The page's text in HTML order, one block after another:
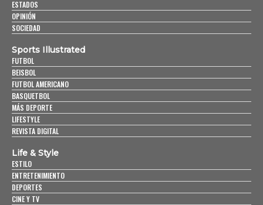
ESTADOS
OPINIÓN
SOCIEDAD
Sports Illustrated
FUTBOL
BEISBOL
FUTBOL AMERICANO
BASQUETBOL
MÁS DEPORTE
LIFESTYLE
REVISTA DIGITAL
Life & Style
ESTILO
ENTRETENIMIENTO
DEPORTES
CINE Y TV